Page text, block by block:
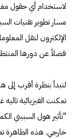
لاستخدام أي حقول
مسار تطوير تقنيات
الإلكترون لنقل
فضلاً عن دورها
لنبدأ بنظرة أقرب
تمكنت الفيزيائية
"تأثير هول السبيني
خارجي. هذه الظاهرة